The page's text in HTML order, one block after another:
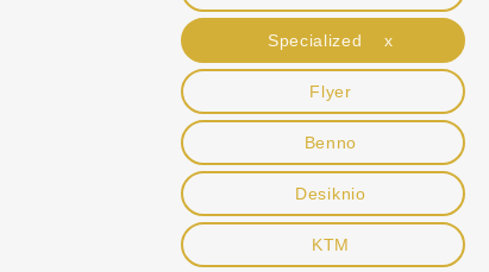
Specialized x
Flyer
Benno
Desiknio
KTM